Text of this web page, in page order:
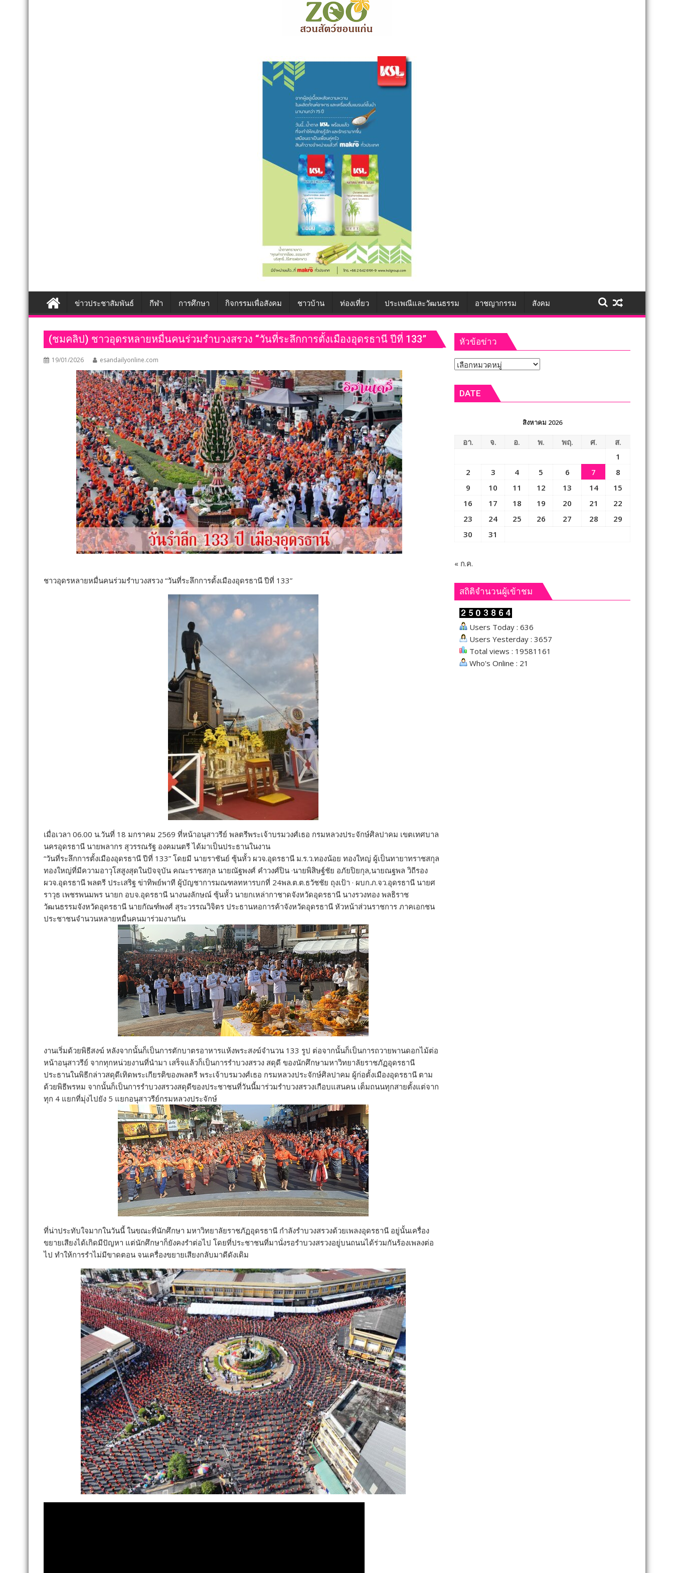
ข่าวประชาสัมพันธ์ กีฬา การศึกษา กิจกรรมเพื่อสังคม ชาวบ้าน ท่องเที่ยว ประเพณีและวัฒนธรรม อาชญากรรม สังคม
(ชมคลิป) ชาวอุดรหลายหมื่นคนร่วมรำบวงสรวง “วันที่ระลึกการตั้งเมืองอุดรธานี ปีที่ 133”
19/01/2026 esandailyonline.com
ชาวอุดรหลายหมื่นคนร่วมรำบวงสรวง “วันที่ระลึกการตั้งเมืองอุดรธานี ปีที่ 133”
เมื่อเวลา 06.00 น.วันที่ 18 มกราคม 2569 ที่หน้าอนุสาวรีย์ พลตรีพระเจ้าบรมวงศ์เธอ กรมหลวงประจักษ์ศิลปาคม เขตเทศบาล
นครอุดรธานี นายพลากร สุวรรณรัฐ องคมนตรี ได้มาเป็นประธานในงาน
“วันที่ระลึกการตั้งเมืองอุดรธานี ปีที่ 133” โดยมี นายราชันย์ ซุ้นหั้ว ผวจ.อุดรธานี ม.ร.ว.ทองน้อย ทองใหญ่ ผู้เป็นทายาทราชสกุล
ทองใหญ่ที่มีความอาวุโสสูงสุดในปัจจุบัน คณะราชสกุล นายณัฐพงศ์ คำวงศ์ปิน ·นายพิสิษฐ์ชัย อภัยปิยกุล,นายณฐพล วิถีรอง
ผวจ.อุดรธานี พลตรี ประเสริฐ ข่าทิพย์พาที ผู้บัญชาการมณฑลทหารบกที่ 24พล.ต.ต.ธวัชชัย ถุงเป้า · ผบก.ภ.จว.อุดรธานี นายศ
ราวุธ เพชรพนมพร นายก อบจ.อุดรธานี นางนงลักษณ์ ซุ้นหั้ว นายกเหล่ากาชาดจังหวัดอุดรธานี นางรวงทอง พลธิราช
วัฒนธรรมจังหวัดอุดรธานี นายกัณฑ์พงศ์ สุระวรรณวิจิตร ประธานหอการค้าจังหวัดอุดรธานี หัวหน้าส่วนราชการ ภาคเอกชน
ประชาชนจำนวนหลายหมื่นคนมาร่วมงานกัน
งานเริ่มด้วยพิธีสงฆ์ หลังจากนั้นก็เป็นการตักบาตรอาหารแห้งพระสงฆ์จำนวน 133 รูป ต่อจากนั้นก็เป็นการถวายพานดอกไม้ต่อ
หน้าอนุสาวรีย์ จากทุกหน่วยงานที่นำมา เสร็จแล้วก็เป็นการรำบวงสรวง สดุดี ของนักศึกษามหาวิทยาลัยราชภัฏอุดรธานี
ประธานในพิธีกล่าวสดุดีเทิดพระเกียรติของพลตรี พระเจ้าบรมวงศ์เธอ กรมหลวงประจักษ์ศิลปาคม ผู้ก่อตั้งเมืองอุดรธานี ตาม
ด้วยพิธีพรหม จากนั้นก็เป็นการรำบวงสรวงสดุดีของประชาชนที่วันนี้มาร่วมรำบวงสรวงเกือบแสนคน เต็มถนนทุกสายตั้งแต่จาก
ทุก 4 แยกที่มุ่งไปยัง 5 แยกอนุสาวรีย์กรมหลวงประจักษ์
ที่น่าประทับใจมากในวันนี้ ในขณะที่นักศึกษา มหาวิทยาลัยราชภัฏอุดรธานี กำลังรำบวงสรวงด้วยเพลงอุดรธานี อยู่นั้นเครื่อง
ขยายเสียงได้เกิดมีปัญหา แต่นักศึกษาก็ยังคงรำต่อไป โดยที่ประชาชนที่มานั่งรอรำบวงสรวงอยู่บนถนนได้ร่วมกันร้องเพลงต่อ
ไป ทำให้การรำไม่มีขาดตอน จนเครื่องขยายเสียงกลับมาดีดังเดิม
หัวข้อข่าว
หัวข้อ
DATE
สิงหาคม 2026
อา. จ. อ. พ. พฤ. ศ.
ส.
1
2
3 4 5 6 7
8
9
10 11 12 13 14
15
16
17 18 19 20 21
22
23
24 25 26 27 28
29
30
31
« ก.ค.
สถิติจำนวนผู้เข้าชม
Users Today : 636
Users Yesterday : 3657
Total views : 19581161
Who's Online : 21